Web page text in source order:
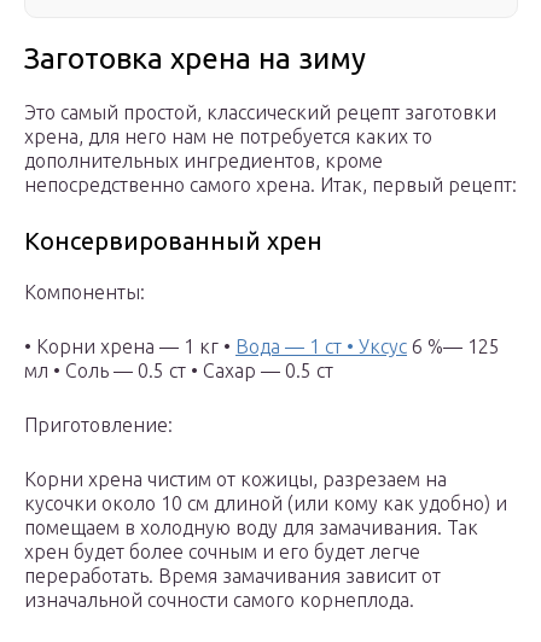
Заготовка хрена на зиму
Это самый простой, классический рецепт заготовки
хрена, для него нам не потребуется каких то
дополнительных ингредиентов, кроме
непосредственно самого хрена. Итак, первый рецепт:
Консервированный хрен
Компоненты:
• Корни хрена — 1 кг • Вода — 1 ст • Уксус 6 %— 125
мл • Соль — 0.5 ст • Сахар — 0.5 ст
Приготовление:
Корни хрена чистим от кожицы, разрезаем на
кусочки около 10 см длиной (или кому как удобно) и
помещаем в холодную воду для замачивания. Так
хрен будет более сочным и его будет легче
переработать. Время замачивания зависит от
изначальной сочности самого корнеплода.